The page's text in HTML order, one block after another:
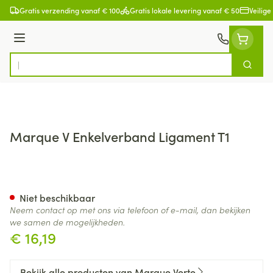
Ga naar de inhoud
Gratis verzending vanaf € 100 Gratis lokale levering vanaf € 50
Menu
Product, merk, categorie...
Zoek
Marque V Enkelverband Ligament T1
€ 16,19
Niet beschikbaar
Neem contact op met ons via telefoon of e-mail, dan bekijken
we samen de mogelijkheden.